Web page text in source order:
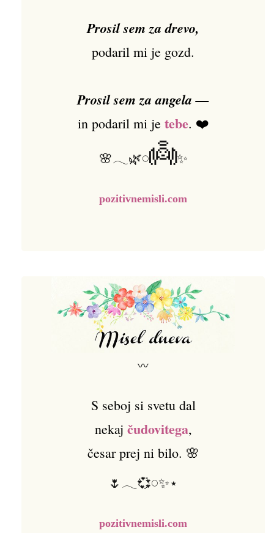
Prosil sem za drevo,
podaril mi je gozd.
Prosil sem za angela —
in podaril mi je tebe. ❤️
🌸𓂃🌿𓏸👼✨
pozitivnemisli.com
〰
S seboj si svetu dal
nekaj čudovitega,
česar prej ni bilo. 🌸
🌷𓂃💞𓏸✨⋆
pozitivnemisli.com